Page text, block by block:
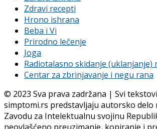
Zdravi recepti
Hrono ishrana
Beba i Vi
Prirodno lečenje
Joga
Radiotalasno skidanje (uklanjanje)
Centar za zbrinjavanje i negu rana
© 2023 Sva prava zadržana | Svi
simptomi.rs predstavljaju autorsko delo
Zavodu za Intelektualnu svojinu